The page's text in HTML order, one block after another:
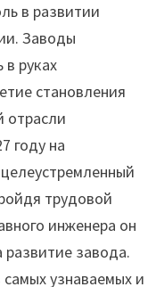
в развитии
Заводы
руках
становления
отрасли
году на
трудовой
инженера он
развитие завода.
узнаваемых и